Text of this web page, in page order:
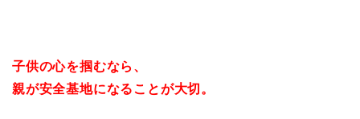
子供の心を掴むなら、
親が安全基地になることが大切。